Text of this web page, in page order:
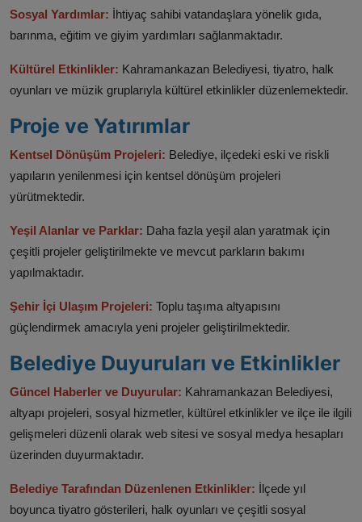
Sosyal Yardımlar: İhtiyaç sahibi vatandaşlara yönelik gıda,
barınma, eğitim ve giyim yardımları sağlanmaktadır.​
Kültürel Etkinlikler: Kahramankazan Belediyesi, tiyatro, halk
oyunları ve müzik gruplarıyla kültürel etkinlikler düzenlemektedir.​
Proje ve Yatırımlar
Kentsel Dönüşüm Projeleri: Belediye, ilçedeki eski ve riskli
yapıların yenilenmesi için kentsel dönüşüm projeleri
yürütmektedir.​
Yeşil Alanlar ve Parklar: Daha fazla yeşil alan yaratmak için
çeşitli projeler geliştirilmekte ve mevcut parkların bakımı
yapılmaktadır.​
Şehir İçi Ulaşım Projeleri: Toplu taşıma altyapısını
güçlendirmek amacıyla yeni projeler geliştirilmektedir.​
Belediye Duyuruları ve Etkinlikler
Güncel Haberler ve Duyurular: Kahramankazan Belediyesi,
altyapı projeleri, sosyal hizmetler, kültürel etkinlikler ve ilçe ile ilgili
gelişmeleri düzenli olarak web sitesi ve sosyal medya hesapları
üzerinden duyurmaktadır.​
Belediye Tarafından Düzenlenen Etkinlikler: İlçede yıl
boyunca tiyatro gösterileri, halk oyunları ve çeşitli sosyal